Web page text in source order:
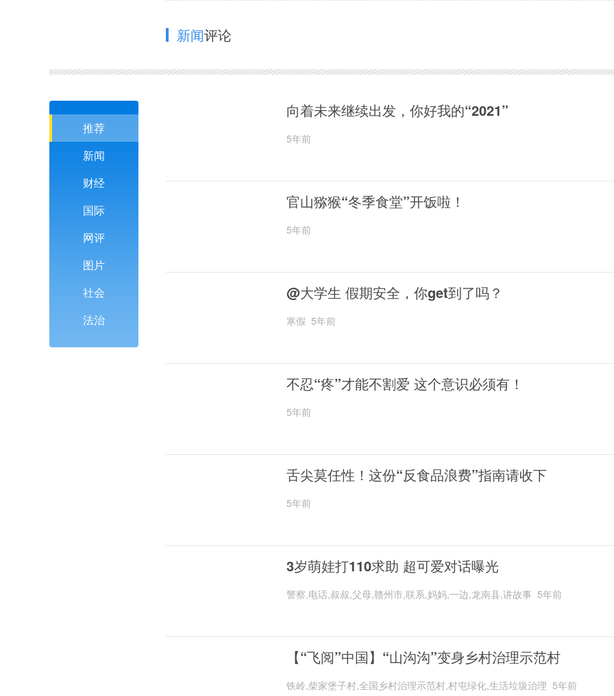
新闻评论
推荐
新闻
财经
国际
网评
图片
社会
法治
向着未来继续出发，你好我的“2021”
5年前
官山猕猴“冬季食堂”开饭啦！
5年前
@大学生 假期安全，你get到了吗？
寒假 5年前
不忍“疼”才能不割爱 这个意识必须有！
5年前
舌尖莫任性！这份“反食品浪费”指南请收下
5年前
3岁萌娃打110求助 超可爱对话曝光
警察,电话,叔叔,父母,赣州市,联系,妈妈,一边,龙南县,讲故事 5年前
【“飞阅”中国】“山沟沟”变身乡村治理示范村
铁岭,柴家堡子村,全国乡村治理示范村,村屯绿化,生活垃圾治理 5年前